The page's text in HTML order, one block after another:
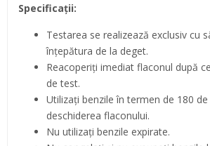
Specificații:
Testarea se realizează exclusiv cu
înțepătura de la deget.
Reacoperiți imediat flaconul după
de test.
Utilizați benzile în termen de 180 de
deschiderea flaconului.
Nu utilizați benzile expirate.